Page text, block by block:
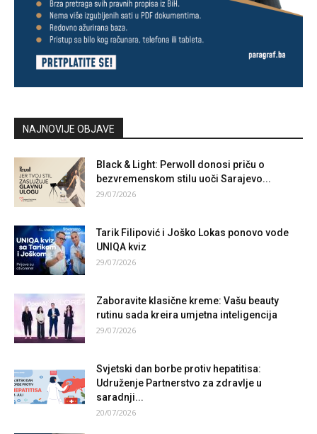
NAJNOVIJE OBJAVE
Black & Light: Perwoll donosi priču o
bezvremenskom stilu uoči Sarajevo...
29/07/2026
Tarik Filipović i Joško Lokas ponovo vode
UNIQA kviz
29/07/2026
Zaboravite klasične kreme: Vašu beauty
rutinu sada kreira umjetna inteligencija
29/07/2026
Svjetski dan borbe protiv hepatitisa:
Udruženje Partnerstvo za zdravlje u
saradnji...
20/07/2026